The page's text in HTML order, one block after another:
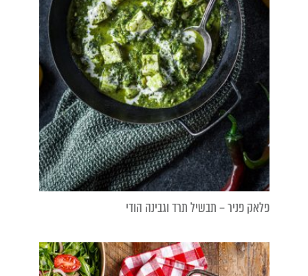
פלאק פניר – תבשיל תרד וגבינה הודי